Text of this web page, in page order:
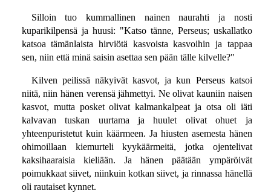
Silloin tuo kummallinen nainen naurahti ja nosti
kuparikilpensä ja huusi: "Katso tänne, Perseus; uskallatko
katsoa tämänlaista hirviötä kasvoista kasvoihin ja tappaa
sen, niin että minä saisin asettaa sen pään tälle kilvelle?"
Kilven peilissä näkyivät kasvot, ja kun Perseus katsoi
niitä, niin hänen verensä jähmettyi. Ne olivat kauniin naisen
kasvot, mutta posket olivat kalmankalpeat ja otsa oli iäti
kalvavan tuskan uurtama ja huulet olivat ohuet ja
yhteenpuristetut kuin käärmeen. Ja hiusten asemesta hänen
ohimoillaan kiemurteli kyykäärmeitä, jotka ojentelivat
kaksihaaraisia kieliään. Ja hänen päätään ympäröivät
poimukkaat siivet, niinkuin kotkan siivet, ja rinnassa hänellä
oli rautaiset kynnet.